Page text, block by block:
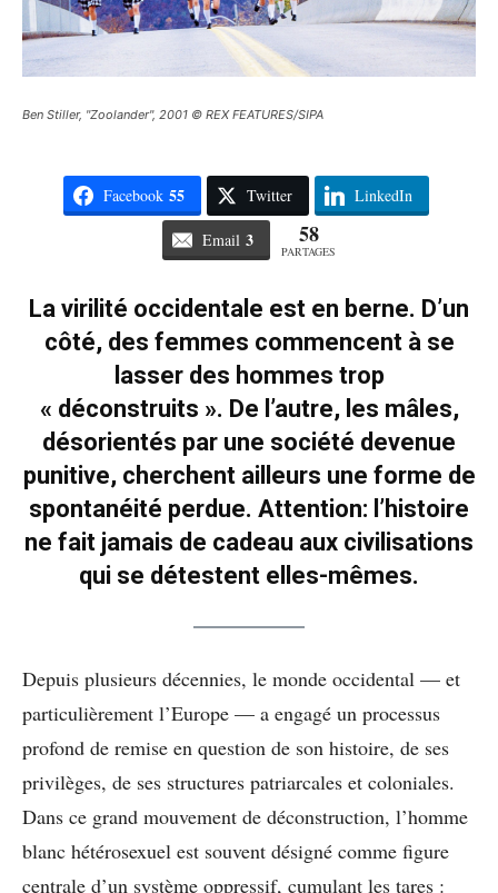
Ben Stiller, "Zoolander", 2001 © REX FEATURES/SIPA
Facebook 55 Twitter LinkedIn
Email 3 58
PARTAGES
La virilité occidentale est en berne. D’un
côté, des femmes commencent à se
lasser des hommes trop
« déconstruits ». De l’autre, les mâles,
désorientés par une société devenue
punitive, cherchent ailleurs une forme de
spontanéité perdue. Attention: l’histoire
ne fait jamais de cadeau aux civilisations
qui se détestent elles-mêmes.
Depuis plusieurs décennies, le monde occidental — et
particulièrement l’Europe — a engagé un processus
profond de remise en question de son histoire, de ses
privilèges, de ses structures patriarcales et coloniales.
Dans ce grand mouvement de déconstruction, l’homme
blanc hétérosexuel est souvent désigné comme figure
centrale d’un système oppressif, cumulant les tares :